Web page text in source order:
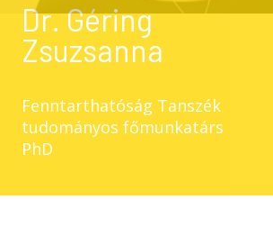
Dr. Géring
Zsuzsanna
Fenntarthatóság Tanszék
tudományos főmunkatárs
PhD